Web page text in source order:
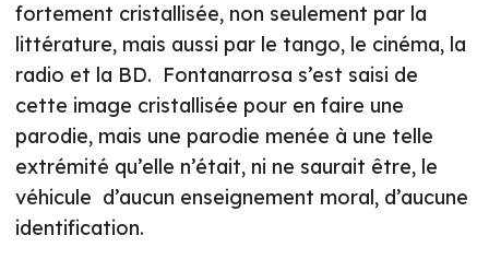
fortement cristallisée, non seulement par la
littérature, mais aussi par le tango, le cinéma, la
radio et la BD. Fontanarrosa s’est saisi de
cette image cristallisée pour en faire une
parodie, mais une parodie menée à une telle
extrémité qu’elle n’était, ni ne saurait être, le
véhicule d’aucun enseignement moral, d’aucune
identification.